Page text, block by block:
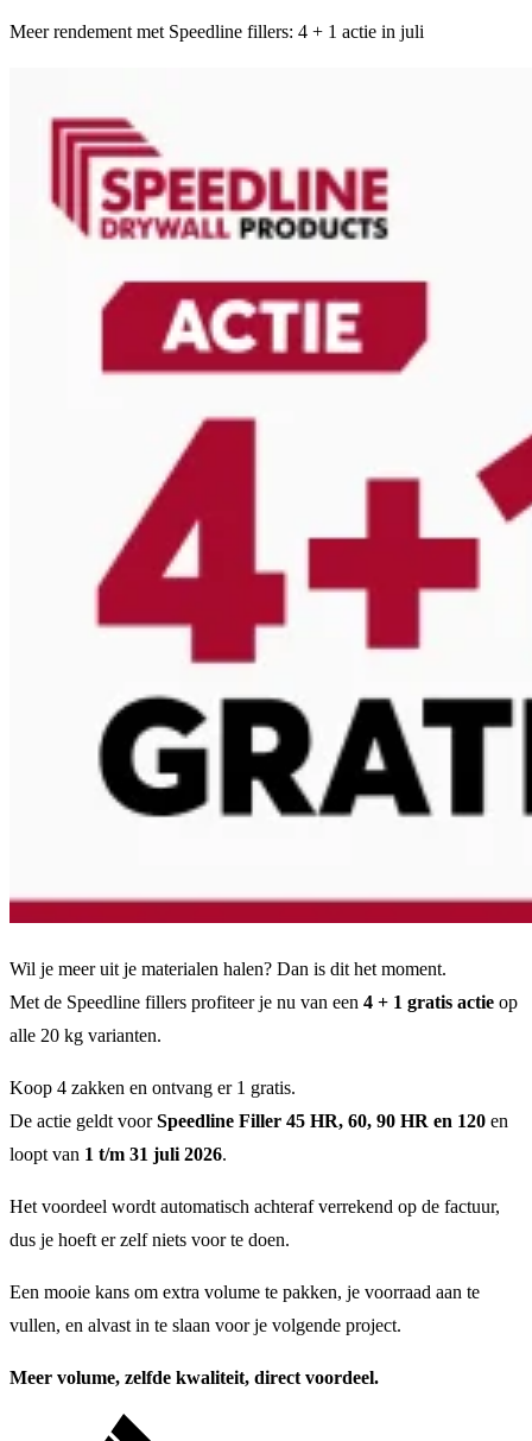
Meer rendement met Speedline fillers: 4 + 1 actie in juli
Wil je meer uit je materialen halen? Dan is dit het moment.
Met de Speedline fillers profiteer je nu van een 4 + 1 gratis actie op
alle 20 kg varianten.
Koop 4 zakken en ontvang er 1 gratis.
De actie geldt voorSpeedline Filler 45 HR, 60, 90 HR en 120 en
loopt van 1 t/m 31 juli 2026.
Het voordeel wordt automatisch achteraf verrekend op de factuur,
dus je hoeft er zelf niets voor te doen.
Een mooie kans om extra volume te pakken, je voorraad aan te
vullen, en alvast in te slaan voor je volgende project.
Meer volume, zelfde kwaliteit, direct voordeel.